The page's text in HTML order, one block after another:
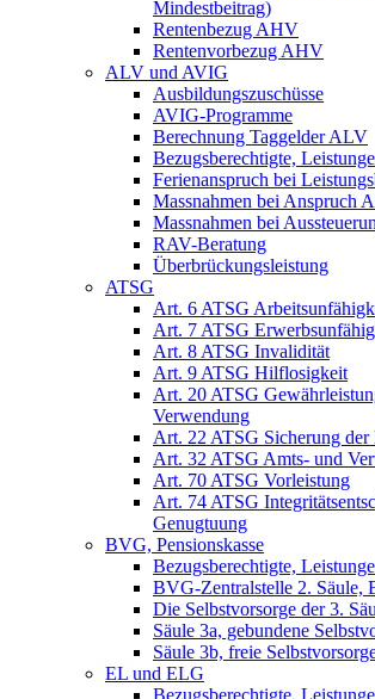
Mindestbeitrag)
Rentenbezug AHV
Rentenvorbezug AHV
ALV und AVIG
Ausbildungszuschüsse
AVIG-Programme
Berechnung Taggelder ALV
Bezugsberechtigte,
Ferienanspruch bei
Massnahmen bei Anspruch
Massnahmen bei
RAV-Beratung
Überbrückungsleistung
ATSG
Art. 6 ATSG
Art. 7 ATSG
Art. 8 ATSG Invalidität
Art. 9 ATSG Hilflosigkeit
Art. 20 ATSG
Verwendung
Art. 22 ATSG Sicherung der
Art. 32 ATSG Amts- und
Art. 70 ATSG Vorleistung
Art. 74 ATSG
Genugtuung
BVG, Pensionskasse
Bezugsberechtigte,
BVG-Zentralstelle 2. Säule,
Die Selbstvorsorge der 3.
Säule 3a, gebundene
Säule 3b, freie
EL und ELG
Bezugsberechtigte,